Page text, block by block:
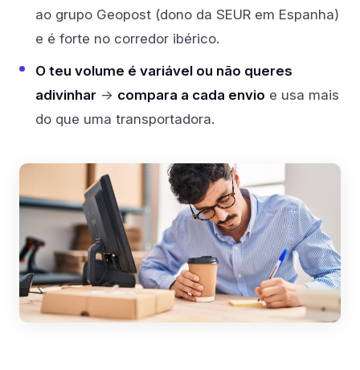
ao grupo Geopost (dono da SEUR em Espanha)
e é forte no corredor ibérico.
O teu volume é variável ou não queres
adivinhar → compara a cada envio e usa mais
do que uma transportadora.